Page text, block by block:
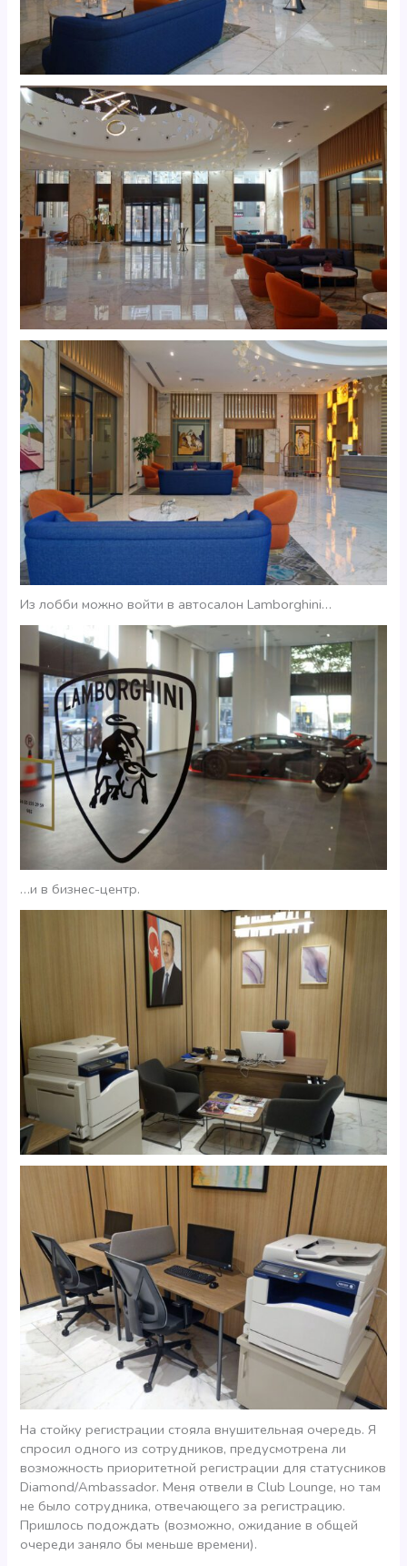
Из лобби можно войти в автосалон Lamborghini…
…и в бизнес-центр.
На стойку регистрации стояла внушительная очередь. Я
спросил одного из сотрудников, предусмотрена ли
возможность приоритетной регистрации для статусников
Diamond/Ambassador. Меня отвели в Club Lounge, но там
не было сотрудника, отвечающего за регистрацию.
Пришлось подождать (возможно, ожидание в общей
очереди заняло бы меньше времени).